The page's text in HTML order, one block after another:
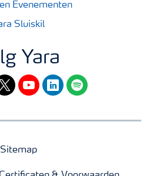
Evenementen
Sluiskil
Yara
youtubelinkedinspotify
Sitemap